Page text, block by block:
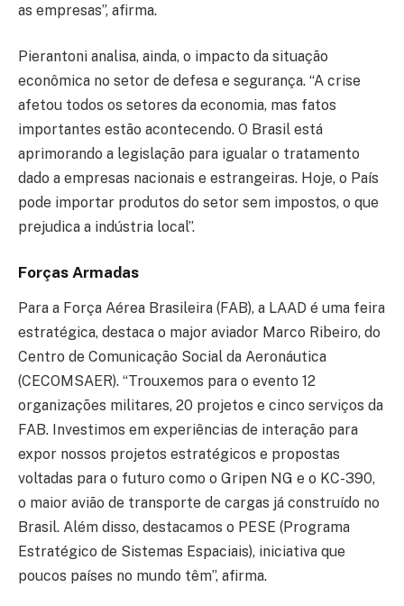
as empresas”, afirma.
Pierantoni analisa, ainda, o impacto da situação
econômica no setor de defesa e segurança. “A crise
afetou todos os setores da economia, mas fatos
importantes estão acontecendo. O Brasil está
aprimorando a legislação para igualar o tratamento
dado a empresas nacionais e estrangeiras. Hoje, o País
pode importar produtos do setor sem impostos, o que
prejudica a indústria local”.
Forças Armadas
Para a Força Aérea Brasileira (FAB), a LAAD é uma feira
estratégica, destaca o major aviador Marco Ribeiro, do
Centro de Comunicação Social da Aeronáutica
(CECOMSAER). “Trouxemos para o evento 12
organizações militares, 20 projetos e cinco serviços da
FAB. Investimos em experiências de interação para
expor nossos projetos estratégicos e propostas
voltadas para o futuro como o Gripen NG e o KC-390,
o maior avião de transporte de cargas já construído no
Brasil. Além disso, destacamos o PESE (Programa
Estratégico de Sistemas Espaciais), iniciativa que
poucos países no mundo têm”, afirma.